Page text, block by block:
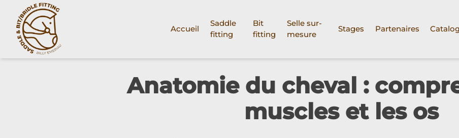
content
Accueil
Saddle
fitting
Bit
fitting
Selle sur-
mesure
Stages Partenaires
Anatomie du cheval :
muscles et les os